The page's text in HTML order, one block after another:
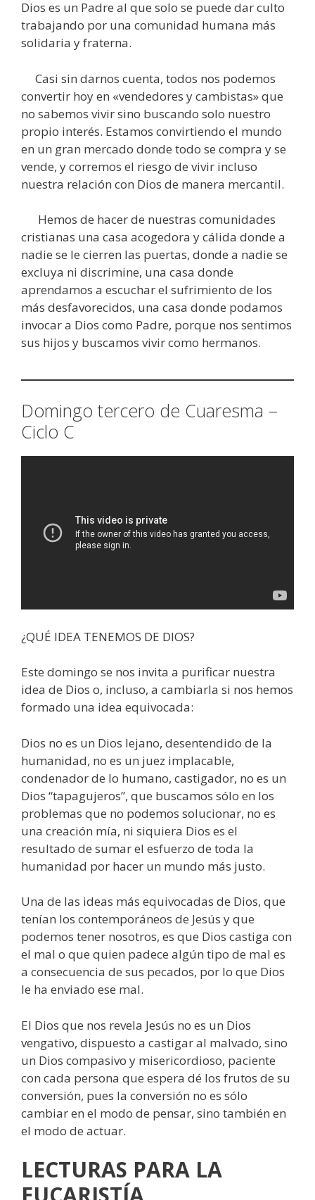
Dios es un Padre al que solo se puede dar culto
trabajando por una comunidad humana más
solidaria y fraterna.
Casi sin darnos cuenta, todos nos podemos
convertir hoy en «vendedores y cambistas» que
no sabemos vivir sino buscando solo nuestro
propio interés. Estamos convirtiendo el mundo
en un gran mercado donde todo se compra y se
vende, y corremos el riesgo de vivir incluso
nuestra relación con Dios de manera mercantil.
Hemos de hacer de nuestras comunidades
cristianas una casa acogedora y cálida donde a
nadie se le cierren las puertas, donde a nadie se
excluya ni discrimine, una casa donde
aprendamos a escuchar el sufrimiento de los
más desfavorecidos, una casa donde podamos
invocar a Dios como Padre, porque nos sentimos
sus hijos y buscamos vivir como hermanos.
Domingo tercero de Cuaresma –
Ciclo C
¿QUÉ IDEA TENEMOS DE DIOS?
Este domingo se nos invita a purificar nuestra
idea de Dios o, incluso, a cambiarla si nos hemos
formado una idea equivocada:
Dios no es un Dios lejano, desentendido de la
humanidad, no es un juez implacable,
condenador de lo humano, castigador, no es un
Dios “tapagujeros”, que buscamos sólo en los
problemas que no podemos solucionar, no es
una creación mía, ni siquiera Dios es el
resultado de sumar el esfuerzo de toda la
humanidad por hacer un mundo más justo.
Una de las ideas más equivocadas de Dios, que
tenían los contemporáneos de Jesús y que
podemos tener nosotros, es que Dios castiga con
el mal o que quien padece algún tipo de mal es
a consecuencia de sus pecados, por lo que Dios
le ha enviado ese mal.
El Dios que nos revela Jesús no es un Dios
vengativo, dispuesto a castigar al malvado, sino
un Dios compasivo y misericordioso, paciente
con cada persona que espera dé los frutos de su
conversión, pues la conversión no es sólo
cambiar en el modo de pensar, sino también en
el modo de actuar.
LECTURAS PARA LA